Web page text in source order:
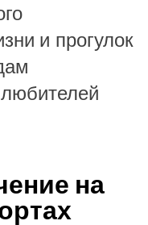
и прогулок
на